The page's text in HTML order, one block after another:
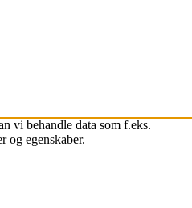
vi behandle data som f.eks.
og egenskaber.